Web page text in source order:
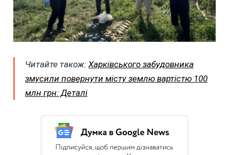
Читайте також: Харківського забудовника
змусили повернути місту землю вартістю 100
млн грн: Деталі